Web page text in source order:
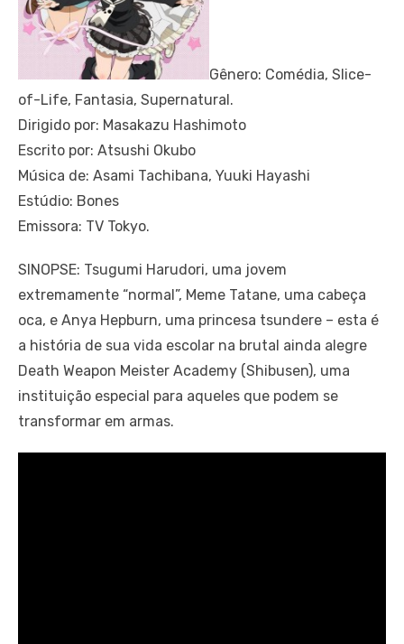
Gênero: Comédia, Slice-
of-Life, Fantasia, Supernatural.
Dirigido por: Masakazu Hashimoto
Escrito por: Atsushi Okubo
Música de: Asami Tachibana, Yuuki Hayashi
Estúdio: Bones
Emissora: TV Tokyo.
SINOPSE: Tsugumi Harudori, uma jovem
extremamente “normal”, Meme Tatane, uma cabeça
oca, e Anya Hepburn, uma princesa tsundere – esta é
a história de sua vida escolar na brutal ainda alegre
Death Weapon Meister Academy (Shibusen), uma
instituição especial para aqueles que podem se
transformar em armas.